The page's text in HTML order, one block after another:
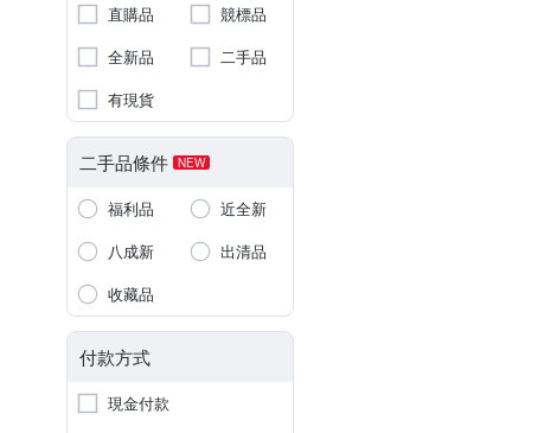
直購品
競標品
全新品
二手品
有現貨
二手品條件 NEW
福利品
近全新
八成新
出清品
收藏品
付款方式
現金付款